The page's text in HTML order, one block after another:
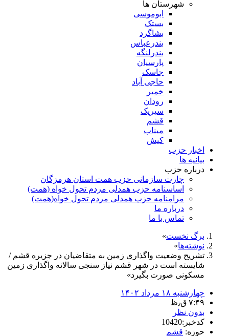
شهرستان ها
ابوموسی
بستک
بشاگرد
بندرعباس
بندرلنگه
پارسیان
جاسک
حاجی آباد
خمیر
رودان
سیریک
قشم
میناب
کیش
اخبار حزب
بیانیه ها
درباره حزب
چارت سازمانی حزب همت استان هرمزگان
اساسنامه حزب همدلی مردم تحول خواه (همت)
مرامنامه حزب همدلی مردم تحول خواه(همت)
درباره ما
تماس با ما
برگ نخست
نوشته‌ها
تشریح وضعیت واگذاری زمین به متقاضیان در جزیره قشم /
شایسته است در شهر قشم نیاز سنجی سالانه واگذاری زمین
مسکونی صورت بگیرد
چهارشنبه ۱۸ مرداد ۱۴۰۲
۷:۴۹ ق٫ظ
بدون نظر
کدخبر:10420
حوزه: قشم